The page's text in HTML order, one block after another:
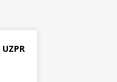
UZPR